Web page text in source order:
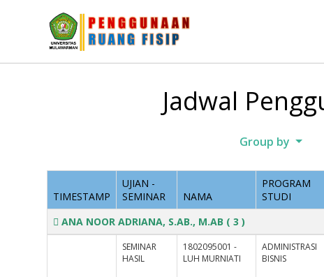
Jadwal
Group by
TIMESTAMP
UJIAN -
SEMINAR
NAMA
PROGRAM
STUDI
ANA NOOR ADRIANA, S.AB., M.AB ( 3 )
SEMINAR
HASIL
1802095001 -
LUH MURNIATI
ADMINISTRASI
BISNIS